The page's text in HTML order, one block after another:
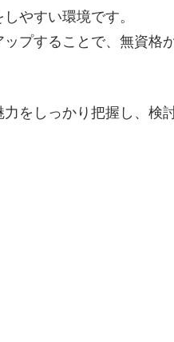
やすい環境です。
プすることで、無資格
をしっかり把握し、検